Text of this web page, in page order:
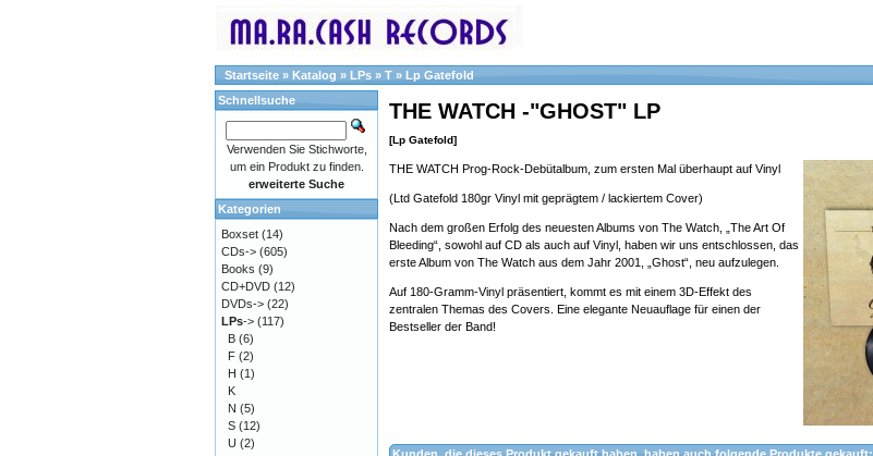
Startseite » Katalog » LPs » T » Lp Gatefold
THE WATCH -"GHOST" LP
[Lp Gatefold]
THE WATCH Prog-Rock-Debütalbum, zum ersten Mal überhaupt auf Vinyl
(Ltd Gatefold 180gr Vinyl mit geprägtem / lackiertem Cover)
Nach dem großen Erfolg des neuesten Albums von The Watch, „The Art Of
Bleeding“, sowohl auf CD als auch auf Vinyl, haben wir uns entschlossen, das
erste Album von The Watch aus dem Jahr 2001, „Ghost“, neu aufzulegen.
Auf 180-Gramm-Vinyl präsentiert, kommt es mit einem 3D-Effekt des
zentralen Themas des Covers. Eine elegante Neuauflage für einen der
Bestseller der Band!
Schnellsuche
Verwenden Sie Stichworte,
um ein Produkt zu finden.
erweiterte Suche
Kategorien
Boxset (14)
CDs-> (605)
Books (9)
CD+DVD (12)
DVDs-> (22)
LPs-> (117)
B (6)
F (2)
H (1)
K
N (5)
S (12)
U (2)